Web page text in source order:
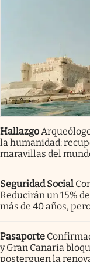
Hallazgo
la humanidad:
maravillas del
Seguridad Social
Reducirán un 15%
más de 40 años,
Pasaporte
y Gran Canaria
posterguen la